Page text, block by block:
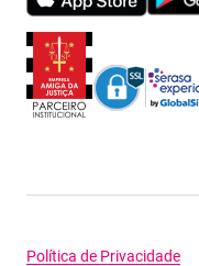
Política de Privacidade